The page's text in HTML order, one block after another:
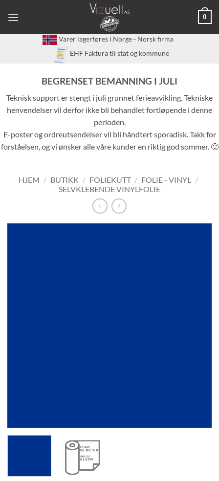
0
Varer lagerføres i Norge - Norsk firma
EHF Faktura til stat og kommune
BEGRENSET BEMANNING I JULI
Teknisk support er stengt i juli grunnet ferieavvikling. Tekniske
henvendelser vil derfor ikke bli behandlet fortløpende i denne
perioden.
E-poster og ordreutsendelser vil bli håndtert sporadisk. Takk for
forståelsen, og vi ønsker alle våre kunder en riktig god sommer. 🙂
HJEM / BUTIKK / FOLIEKUTT / FOLIE - VINYL /
SELVKLEBENDE VINYLFOLIE